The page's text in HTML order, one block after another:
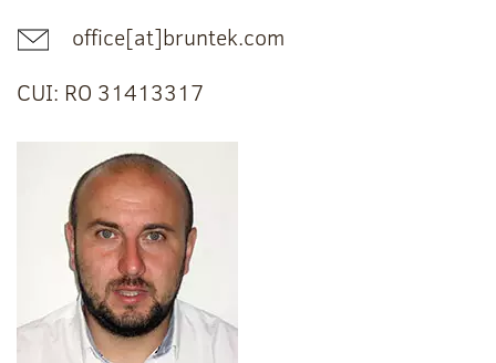
office[at]bruntek.com
CUI: RO 31413317